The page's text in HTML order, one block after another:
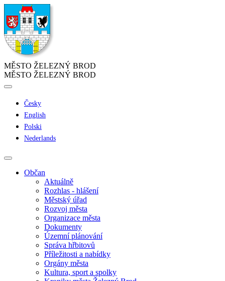
MĚSTO ŽELEZNÝ BROD
MĚSTO ŽELEZNÝ BROD
Česky
English
Polski
Nederlands
Občan
Aktuálně
Rozhlas - hlášení
Městský úřad
Rozvoj města
Organizace města
Dokumenty
Územní plánování
Správa hřbitovů
Příležitosti a nabídky
Orgány města
Kultura, sport a spolky